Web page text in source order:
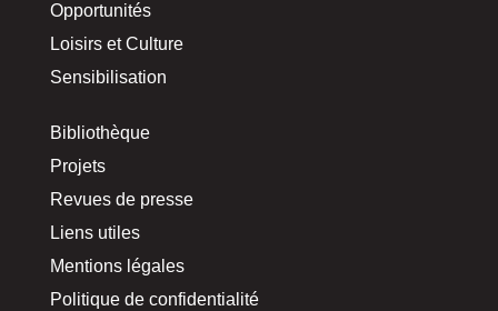
Opportunités
Loisirs et Culture
Sensibilisation
Bibliothèque
Projets
Revues de presse
Liens utiles
Mentions légales
Politique de confidentialité